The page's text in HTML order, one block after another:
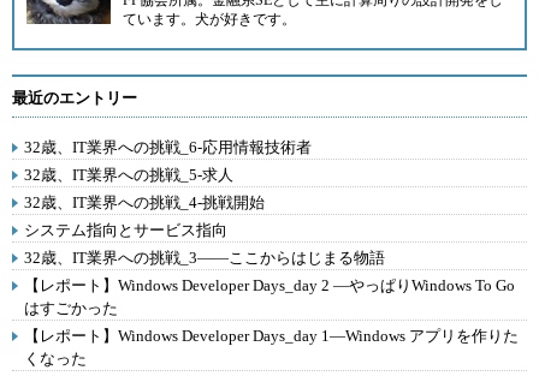
ています。犬が好きです。
最近のエントリー
32歳、IT業界への挑戦_6-応用情報技術者
32歳、IT業界への挑戦_5-求人
32歳、IT業界への挑戦_4-挑戦開始
システム指向とサービス指向
32歳、IT業界への挑戦_3――ここからはじまる物語
【レポート】Windows Developer Days_day 2 ―やっぱりWindows To Go
はすごかった
【レポート】Windows Developer Days_day 1―Windows アプリを作りた
くなった